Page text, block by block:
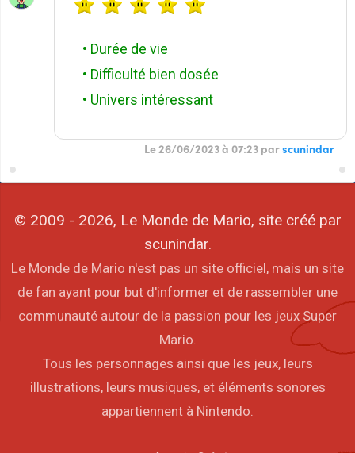
• Durée de vie
• Difficulté bien dosée
• Univers intéressant
Le 26/06/2023 à 07:23 parscunindar
© 2009 - 2026, Le Monde de Mario, site créé par
scunindar.
Le Monde de Mario n'est pas un site officiel, mais un site
de fan ayant pour but d'informer et de rassembler une
communauté autour de la passion pour les jeux Super
Mario.
Tous les personnages ainsi que les jeux, leurs
illustrations, leurs musiques, et éléments sonores
appartiennent à Nintendo.